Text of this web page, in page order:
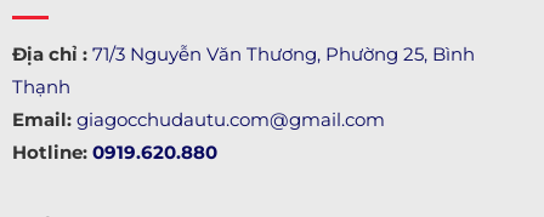
Địa chỉ : 71/3 Nguyễn Văn Thương, Phường 25, Bình
Thạnh
Email: giagocchudautu.com@gmail.com
Hotline: 0919.620.880